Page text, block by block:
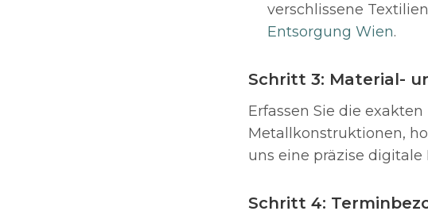
verschlissene
Entsorgung Wien.
Schritt 3: Material-
Erfassen Sie die
Metallkonstruktionen,
uns eine präzise
Schritt 4: